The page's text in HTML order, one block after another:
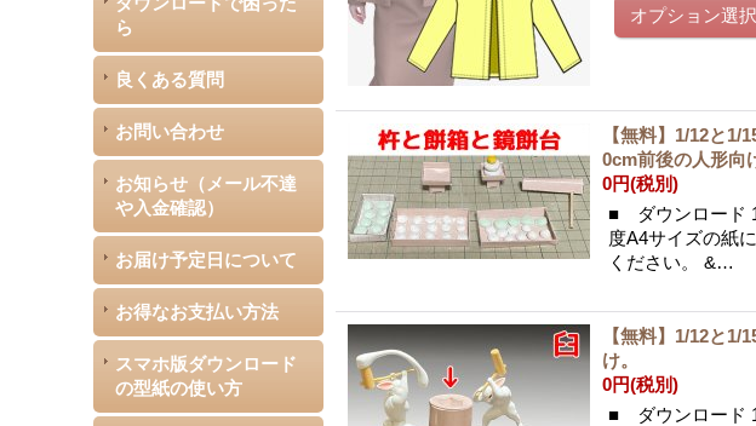
ら
良くある質問
お問い合わせ
お知らせ（メール不達
や入金確認）
お届け予定日について
お得なお支払い方法
スマホ版ダウンロード
の型紙の使い方
【無料】1/12と
0cm前後の人形向
0円(税別)
■ ダウンロード
度A4サイズの紙
ください。 &…
【無料】1/12と
け。
0円(税別)
■ ダウンロード